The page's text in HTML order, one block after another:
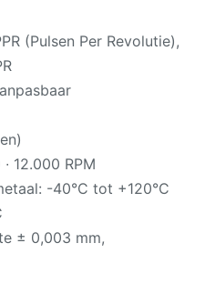
(Pulsen Per Revolutie),
12.000 RPM
-40°C tot +120°C
± 0,003 mm,